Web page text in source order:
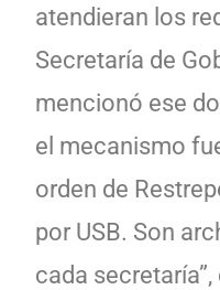
atendieran los
Secretaría de
mencionó ese
el mecanismo
orden de
por USB. Son
cada secretaría”,